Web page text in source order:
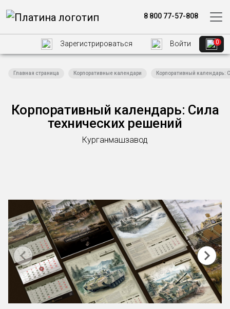
8 800 77-57-808
Зарегистрироваться Войти 0
Главная страница Корпоративные календари Корпоративный календарь:
Корпоративный календарь: Сила
технических решений
Курганмашзавод